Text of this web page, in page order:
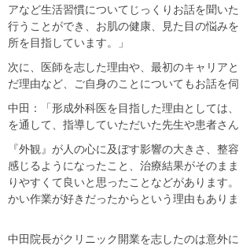
アなど生活習慣についてじっくりお話を聞い
行うことができ、お肌の健康、見た目の悩み
所を目指しています。」
次に、医師を志した理由や、最初のキャリア
だ理由など、ご自身のことについてもお話を伺
中田：「形成外科医を目指した理由としては
を通して、指導していただいた先生や患者さ
『外観』が人の心に及ぼす影響の大きさ、整
感じるようになったこと、治療結果がそのま
りやすくて良いと思ったことなどがあります
かい作業が好きだったからという理由もありま
中田院長がクリニック開業を志したのは意外